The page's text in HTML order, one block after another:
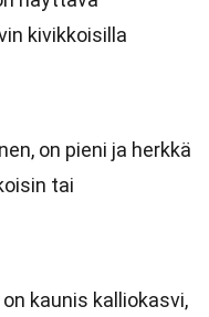
kivikkoisilla
on pieni ja herkkä
tai
kaunis kalliokasvi,